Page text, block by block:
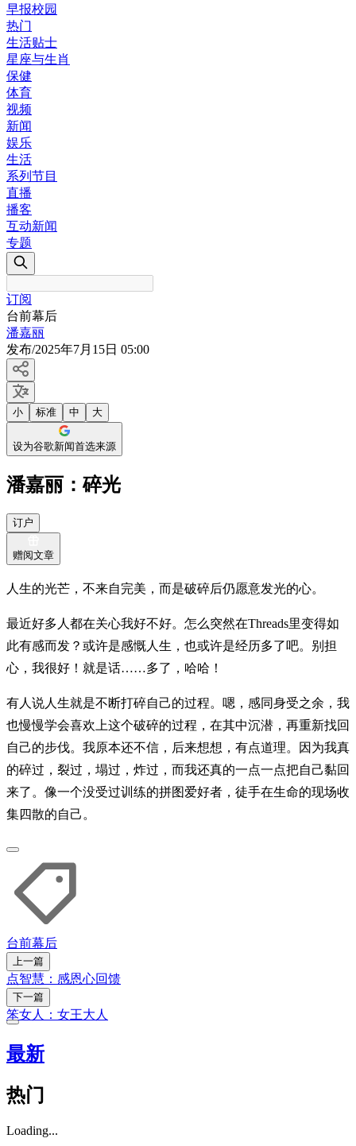
早报校园
热门
生活贴士
星座与生肖
保健
体育
视频
新闻
娱乐
生活
系列节目
直播
播客
互动新闻
专题
订阅
台前幕后
潘嘉丽
发布/2025年7月15日 05:00
小 标准 中 大
设为谷歌新闻首选来源
潘嘉丽：碎光
订户
赠阅文章
人生的光芒，不来自完美，而是破碎后仍愿意发光的心。
最近好多人都在关心我好不好。怎么突然在Threads里变得如
此有感而发？或许是感慨人生，也或许是经历多了吧。别担
心，我很好！就是话……多了，哈哈！
有人说人生就是不断打碎自己的过程。嗯，感同身受之余，我
也慢慢学会喜欢上这个破碎的过程，在其中沉潜，再重新找回
自己的步伐。我原本还不信，后来想想，有点道理。因为我真
的碎过，裂过，塌过，炸过，而我还真的一点一点把自己黏回
来了。像一个没受过训练的拼图爱好者，徒手在生命的现场收
集四散的自己。
台前幕后
上一篇
点智慧：感恩心回馈
下一篇
笨女人：女王大人
最新
热门
Loading...